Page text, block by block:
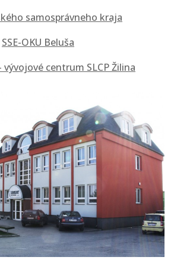
samosprávneho kraja
SSE-OKU Beluša
vývojové centrum SLCP Žilina